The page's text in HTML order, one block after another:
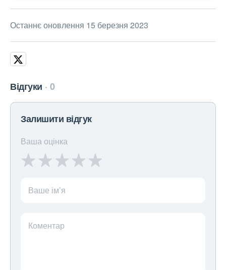
Останнє оновлення 15 березня 2023
Відгуки 0
Залишити відгук
Ваша оцінка
Ваше ім’я
Коментар